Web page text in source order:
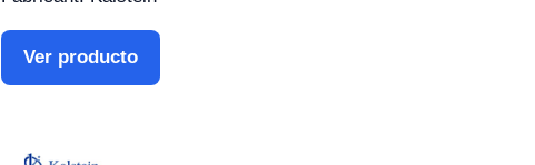
Ver producto